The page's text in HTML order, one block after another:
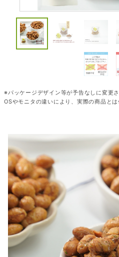
※パッケージデザイン等が予告なしに変更
OSやモニタの違いにより、実際の商品と